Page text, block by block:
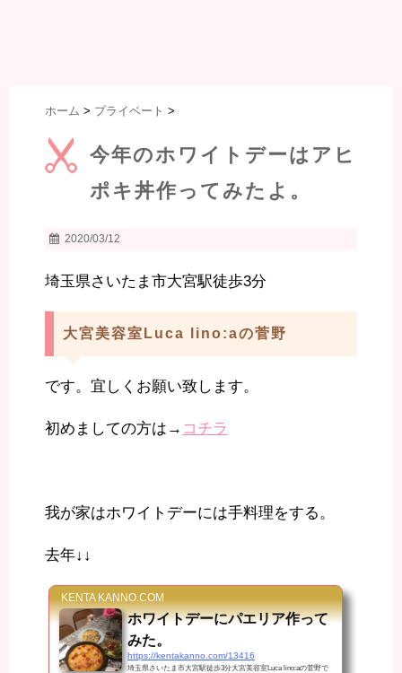
ホーム > プライベート >
今年のホワイトデーはアヒ
ポキ丼作ってみたよ。
2020/03/12
埼玉県さいたま市大宮駅徒歩3分
大宮美容室Luca lino:aの菅野
です。宜しくお願い致します。
初めましての方は→ コチラ
我が家はホワイトデーには手料理をする。
去年↓↓
KENTA KANNO.COM
ホワイトデーにパエリア作って
みた。
https://kentakanno.com/13416
埼玉県さいたま市大宮駅徒歩3分大宮美容室Luca lino:aの菅野で